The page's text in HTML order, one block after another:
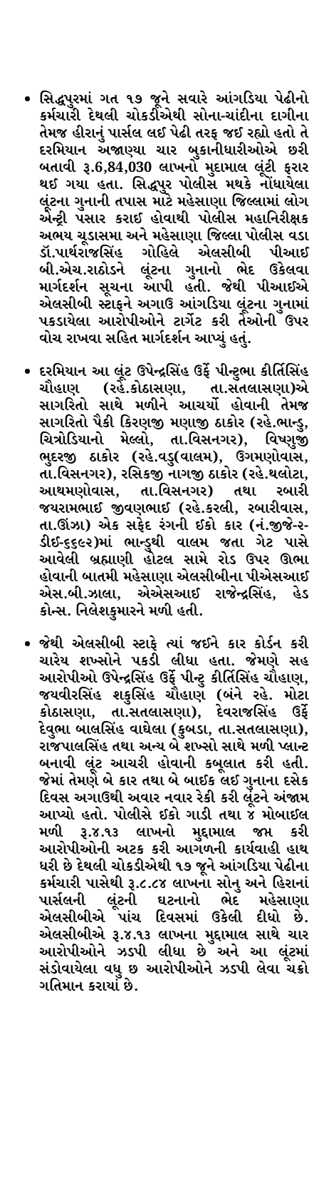
સિદ્ધપુરમાં ગત ૧૭ જૂને સવારે આંગડિયા પેઢીનો
કર્મચારી દેથલી ચોકડીએથી સોના-ચાંદીના દાગીના
તેમજ હીરાનું પાર્સલ લઈ પેઢી તરફ જઈ રહ્યો હતો તે
દરમિયાન અજાણ્યા ચાર બુકાનીધારીઓએ છરી
બતાવી રૂ.6,84,030 લાખનો મુદામાલ લૂંટી ફરાર
થઈ ગયા હતા. સિદ્ધપુર પોલીસ મથકે નોંધાયેલા
લૂંટના ગુનાની તપાસ માટે મહેસાણા જિલ્લામાં લોગ
એન્ટ્રી પસાર કરાઈ હોવાથી પોલીસ મહાનિરીક્ષક
અભય ચૂડાસમા અને મહેસાણા જિલ્લા પોલીસ વડા
ડૉ.પાર્થરાજસિંહ ગોહિલે એલસીબી પીઆઈ
બી.એચ.રાઠોડને લૂંટના ગુનાનો ભેદ ઉકેલવા
માર્ગદર્શન સૂચના આપી હતી. જેથી પીઆઈએ
એલસીબી સ્ટાફને અગાઉ આંગડિયા લૂંટના ગુનામાં
પકડાયેલા આરોપીઓને ટાર્ગેટ કરી તેઓની ઉપર
વોચ રાખવા સહિત માર્ગદર્શન આપ્યું હતું.
દરમિયાન આ લૂંટ ઉપેન્દ્રસિંહ ઉર્ફે પીન્ટુભા કીર્તિસિંહ
ચૌહાણ (રહે.કોઠાસણા, તા.સતલાસણા)એ
સાગરિતો સાથે મળીને આચર્યો હોવાની તેમજ
સાગરિતો પૈકી કિરણજી મણાજી ઠાકોર (રહે.ભાન્ડુ,
ચિત્રોડિયાનો મેલ્લો, તા.વિસનગર), વિષ્ણુજી
ભુદરજી ઠાકોર (રહે.વડુ(વાલમ), ઉગમણોવાસ,
તા.વિસનગર), રસિકજી નાગજી ઠાકોર (રહે.થલોટા,
આથમણોવાસ, તા.વિસનગર) તથા રબારી
જયરામભાઈ જીવણભાઈ (રહે.કરલી, રબારીવાસ,
તા.ઊંઝા) એક સફેદ રંગની ઈકો કાર (નં.જીજે-૨-
ડીઈ-૬૬૯૨)માં ભાન્ડુથી વાલમ જતા ગેટ પાસે
આવેલી બ્રહ્માણી હોટલ સામે રોડ ઉપર ઊભા
હોવાની બાતમી મહેસાણા એલસીબીના પીએસઆઈ
એસ.બી.ઝાલા, એએસઆઈ રાજેન્દ્રસિંહ, હેડ
કોન્સ. નિલેશકુમારને મળી હતી.
જેથી એલસીબી સ્ટાફે ત્યાં જઈને કાર કોર્ડન કરી
ચારેય શખ્સોને પકડી લીધા હતા. જેમણે સહ
આરોપીઓ ઉપેન્દ્રસિંહ ઉર્ફે પીન્ટુ કીર્તિસિંહ ચૌહાણ,
જયવીરસિંહ શકુસિંહ ચૌહાણ (બંને રહે. મોટા
કોઠાસણા, તા.સતલાસણા), દેવરાજસિંહ ઉર્ફે
દેવુભા બાલસિંહ વાઘેલા (કુબડા, તા.સતલાસણા),
રાજપાલસિંહ તથા અન્ય બે શખ્સો સાથે મળી પ્લાન્ટ
બનાવી લૂંટ આચરી હોવાની કબૂલાત કરી હતી.
જેમાં તેમણે બે કાર તથા બે બાઈક લઈ ગુનાના દસેક
દિવસ અગાઉથી અવાર નવાર રેકી કરી લૂંટને અંજામ
આપ્યો હતો. પોલીસે ઈકો ગાડી તથા ૪ મોબાઈલ
મળી રૂ.૪.૧૩ લાખનો મુદ્દામાલ જપ્ત કરી
આરોપીઓની અટક કરી આગળની કાર્યવાહી હાથ
ધરી છે દેથલી ચોકડીએથી ૧૭ જૂને આંગડિયા પેઢીના
કર્મચારી પાસેથી રૂ.૮.૮૪ લાખના સોનુ અને હિરાનાં
પાર્સલની લૂંટની ઘટનાનો ભેદ મહેસાણા
એલસીબીએ પાંચ દિવસમાં ઉકેલી દીધો છે.
એલસીબીએ રૂ.૪.૧૩ લાખના મુદ્દામાલ સાથે ચાર
આરોપીઓને ઝડપી લીધા છે અને આ લૂંટમાં
સંડોવાયેલા વધુ છ આરોપીઓને ઝડપી લેવા ચક્રો
ગતિમાન કરાયાં છે.